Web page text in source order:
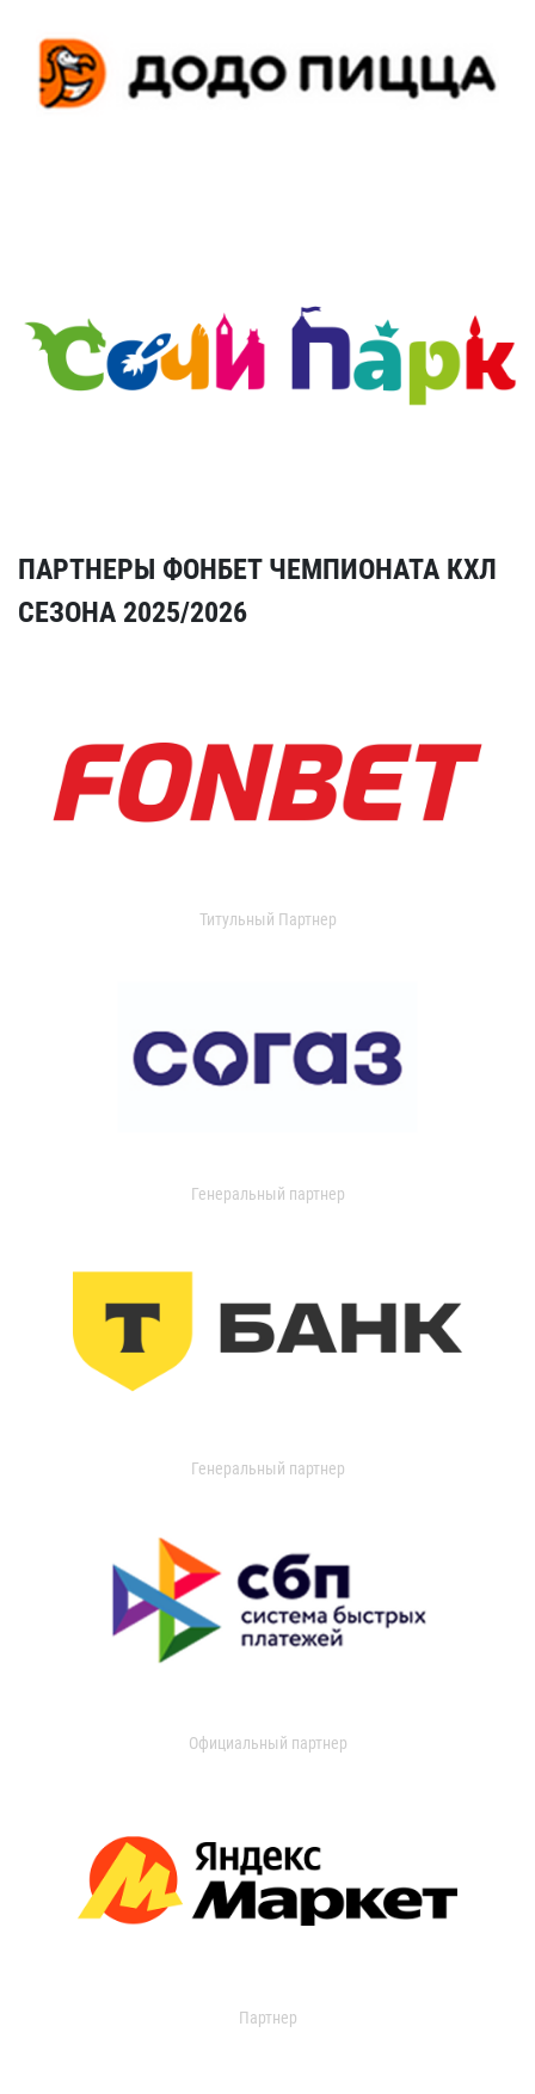
ПАРТНЕРЫ ФОНБЕТ ЧЕМПИОНАТА КХЛ
СЕЗОНА 2025/2026
Титульный Партнер
Генеральный партнер
Генеральный партнер
Официальный партнер
Партнер